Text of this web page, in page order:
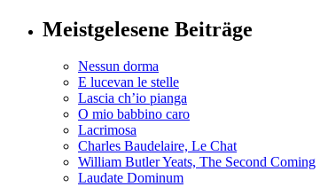
Meistgelesene Beiträge
Nessun dorma
E lucevan le stelle
Lascia ch’io pianga
O mio babbino caro
Lacrimosa
Charles Baudelaire, Le Chat
William Butler Yeats, The Second Coming
Laudate Dominum